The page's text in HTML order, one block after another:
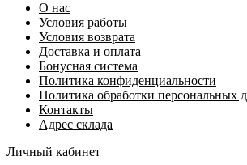
О нас
Условия работы
Условия возврата
Доставка и оплата
Бонусная система
Политика конфиденциальности
Политика обработки персональных
Контакты
Адрес склада
Личный кабинет